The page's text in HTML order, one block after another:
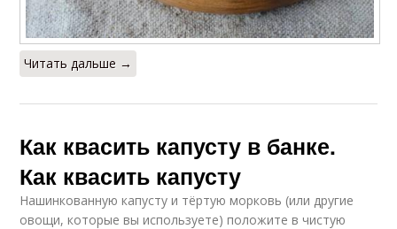
Читать дальше →
Как квасить капусту в банке.
Как квасить капусту
Нашинкованную капусту и тёртую морковь (или другие
овощи, которые вы используете) положите в чистую